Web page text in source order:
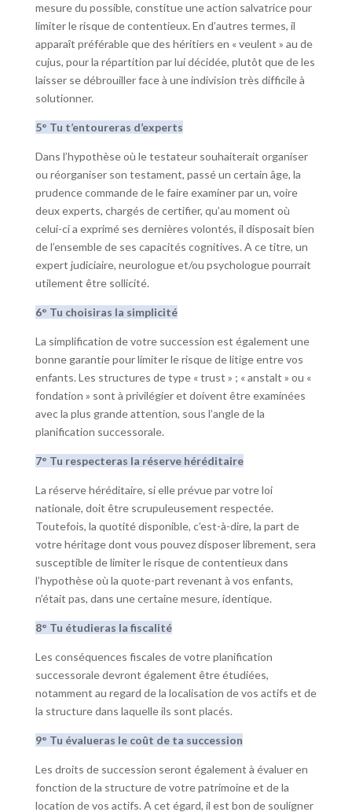
mesure du possible, constitue une action salvatrice pour
limiter le risque de contentieux. En d’autres termes, il
apparaît préférable que des héritiers en « veulent » au de
cujus, pour la répartition par lui décidée, plutôt que de les
laisser se débrouiller face à une indivision très difficile à
solutionner.
5° Tu t’entoureras d’experts
Dans l’hypothèse où le testateur souhaiterait organiser
ou réorganiser son testament, passé un certain âge, la
prudence commande de le faire examiner par un, voire
deux experts, chargés de certifier, qu’au moment où
celui-ci a exprimé ses dernières volontés, il disposait bien
de l’ensemble de ses capacités cognitives. A ce titre, un
expert judiciaire, neurologue et/ou psychologue pourrait
utilement être sollicité.
6° Tu choisiras la simplicité
La simplification de votre succession est également une
bonne garantie pour limiter le risque de litige entre vos
enfants. Les structures de type « trust » ; « anstalt » ou «
fondation » sont à privilégier et doivent être examinées
avec la plus grande attention, sous l’angle de la
planification successorale.
7° Tu respecteras la réserve héréditaire
La réserve héréditaire, si elle prévue par votre loi
nationale, doit être scrupuleusement respectée.
Toutefois, la quotité disponible, c’est-à-dire, la part de
votre héritage dont vous pouvez disposer librement, sera
susceptible de limiter le risque de contentieux dans
l’hypothèse où la quote-part revenant à vos enfants,
n’était pas, dans une certaine mesure, identique.
8° Tu étudieras la fiscalité
Les conséquences fiscales de votre planification
successorale devront également être étudiées,
notamment au regard de la localisation de vos actifs et de
la structure dans laquelle ils sont placés.
9° Tu évalueras le coût de ta succession
Les droits de succession seront également à évaluer en
fonction de la structure de votre patrimoine et de la
location de vos actifs. A cet égard, il est bon de souligner